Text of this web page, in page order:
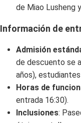
de Miao Lusheng
Información de
Admisión
de descuento se
años),
Horas de
entrada 16:30).
Inclusiones: